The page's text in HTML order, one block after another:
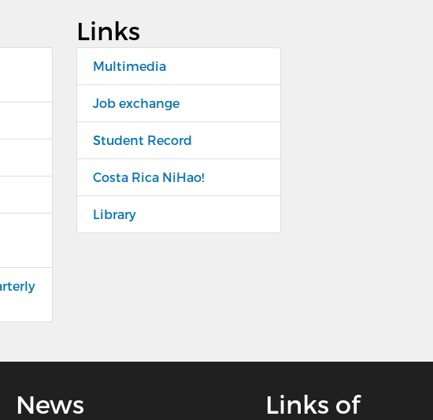
Links
Multimedia
Job exchange
Student Record
Costa Rica NiHao!
Library
News
Links of